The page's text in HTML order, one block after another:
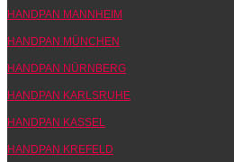
HANDPAN MANNHEIM
HANDPAN MÜNCHEN
HANDPAN NÜRNBERG
HANDPAN KARLSRUHE
HANDPAN KASSEL
HANDPAN KREFELD